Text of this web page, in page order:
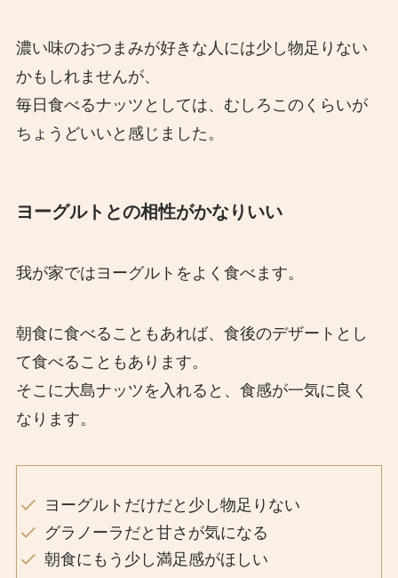
濃い味のおつまみが好きな人には少し物足りない
かもしれませんが、
毎日食べるナッツとしては、むしろこのくらいが
ちょうどいいと感じました。
ヨーグルトとの相性がかなりいい
我が家ではヨーグルトをよく食べます。
朝食に食べることもあれば、食後のデザートとし
て食べることもあります。
そこに大島ナッツを入れると、食感が一気に良く
なります。
ヨーグルトだけだと少し物足りない
グラノーラだと甘さが気になる
朝食にもう少し満足感がほしい